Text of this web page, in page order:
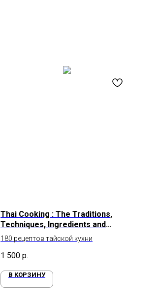
Thai Cooking : The Traditions,
Techniques, Ingredients and
Recipes
180 рецептов тайской кухни
1 500 р.
В КОРЗИНУ